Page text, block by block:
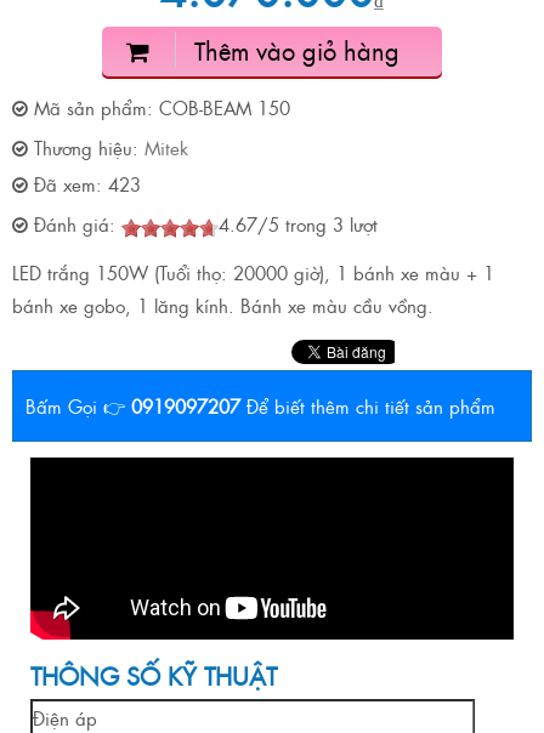
Thêm vào giỏ hàng
Mã sản phẩm: COB-BEAM 150
Thương hiệu: Mitek
Đã xem: 423
Đánh giá:
4.67/5 trong 3 lượt
LED trắng 150W (Tuổi thọ: 20000 giờ), 1 bánh xe màu + 1
bánh xe gobo, 1 lăng kính. Bánh xe màu cầu vồng.
Bấm Gọi 👉 0919097207 Để biết thêm chi tiết sản phẩm
THÔNG SỐ KỸ THUẬT
Điện áp